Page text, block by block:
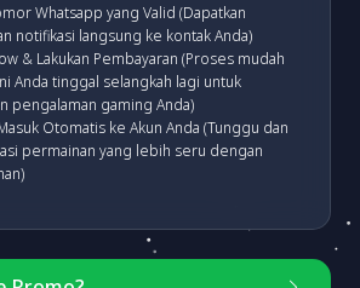
Whatsapp yang Valid (Dapatkan
notifikasi langsung ke kontak Anda)
& Lakukan Pembayaran (Proses mudah
Anda tinggal selangkah lagi untuk
pengalaman gaming Anda)
Otomatis ke Akun Anda (Tunggu dan
permainan yang lebih seru dengan